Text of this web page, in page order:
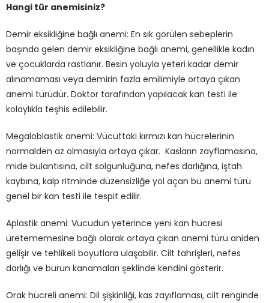
Hangi tür anemisiniz?
Demir eksikliğine bağlı anemi: En sık görülen sebeplerin
başında gelen demir eksikliğine bağlı anemi, genellikle kadın
ve çocuklarda rastlanır. Besin yoluyla yeteri kadar demir
alınamaması veya demirin fazla emilimiyle ortaya çıkan
anemi türüdür. Doktor tarafından yapılacak kan testi ile
kolaylıkla teşhis edilebilir.
Megaloblastik anemi: Vücuttaki kırmızı kan hücrelerinin
normalden az olmasıyla ortaya çıkar. Kasların zayflamasına,
mide bulantısına, cilt solgunluğuna, nefes darlığına, iştah
kaybına, kalp ritminde düzensizliğe yol açan bu anemi türü
genel bir kan testi ile tespit edilir.
Aplastik anemi: Vücudun yeterince yeni kan hücresi
üretememesine bağlı olarak ortaya çıkan anemi türü aniden
gelişir ve tehlikeli boyutlara ulaşabilir. Cilt tahrişleri, nefes
darlığı ve burun kanamaları şeklinde kendini gösterir.
Orak hücreli anemi: Dil şişkinliği, kas zayıflaması, cilt renginde